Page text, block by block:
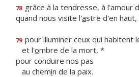
78 grâce à la tendresse, à l'amour
quand nous visite l'astre d'en haut,
79 pour illuminer ceux qui habitent
et l'ombre de la mort, *
pour conduire nos pas
au chemin de la paix.